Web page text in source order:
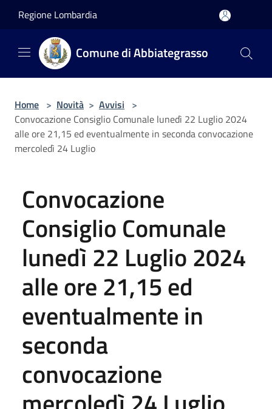
Regione Lombardia
Comune di Abbiategrasso
Home > Novità > Avvisi >
Convocazione Consiglio Comunale lunedì 22 Luglio 2024
alle ore 21,15 ed eventualmente in seconda convocazione
mercoledì 24 Luglio
Convocazione
Consiglio Comunale
lunedì 22 Luglio 2024
alle ore 21,15 ed
eventualmente in
seconda
convocazione